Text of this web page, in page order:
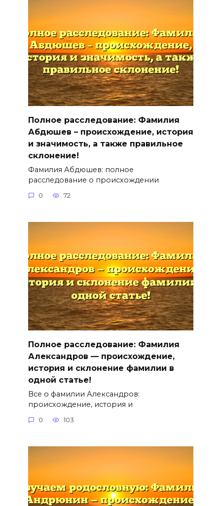
Полное расследование: Фамилия
Абдюшев – происхождение, история
и значимость, а также правильное
склонение!
Фамилия Абдюшев: полное
расследование о происхождении
0 72
Полное расследование: Фамилия
Александров — происхождение,
история и склонение фамилии в
одной статье!
Все о фамилии Александров:
происхождение, история и
0 103